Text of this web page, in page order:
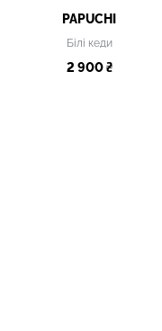
PAPUCHI
Білі кеди
2 900 ₴